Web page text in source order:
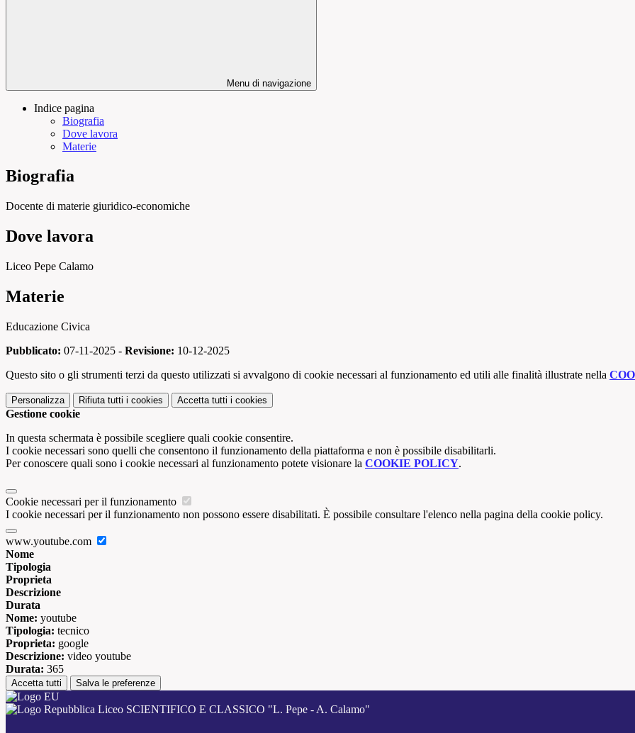
Menu di navigazione
Indice pagina
Biografia
Dove lavora
Materie
Biografia
Docente di materie giuridico-economiche
Dove lavora
Liceo Pepe Calamo
Materie
Educazione Civica
Pubblicato: 07-11-2025 - Revisione: 10-12-2025
Questo sito o gli strumenti terzi da questo utilizzati si avvalgono di cookie necessari al funzionamento ed utili alle finalità illustrate nella
Personalizza Rifiuta tutti i cookies Accetta tutti i cookies
Gestione cookie
In questa schermata è possibile scegliere quali cookie consentire.
I cookie necessari sono quelli che consentono il funzionamento della piattaforma e non è possibile disabilitarli.
Per conoscere quali sono i cookie necessari al funzionamento potete visionare la COOKIE POLICY.
Cookie necessari per il funzionamento
I cookie necessari per il funzionamento non possono essere disabilitati. È possibile consultare l'elenco nella pagina della cookie policy.
www.youtube.com
Nome
Tipologia
Proprieta
Descrizione
Durata
Nome: youtube
Tipologia: tecnico
Proprieta: google
Descrizione: video youtube
Durata: 365
Accetta tutti Salva le preferenze
Liceo SCIENTIFICO E CLASSICO "L. Pepe - A. Calamo"